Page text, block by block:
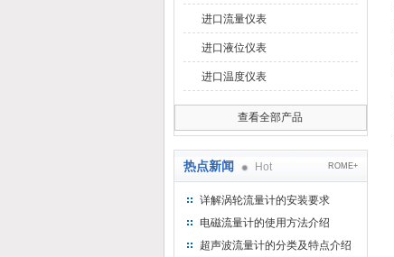
进口流量仪表
进口液位仪表
进口温度仪表
查看全部产品
热点新闻 Hot ROME+
详解涡轮流量计的安装要求
电磁流量计的使用方法介绍
超声波流量计的分类及特点介绍